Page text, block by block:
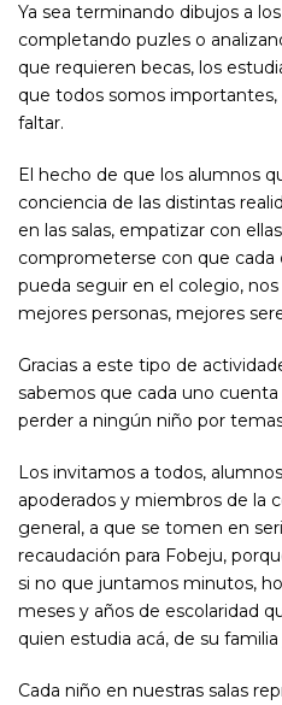
Ya sea terminando dibujos a
completando puzles o
que requieren becas, los
que todos somos
faltar.
El hecho de que los alumnos
conciencia de las distintas
en las salas, empatizar con
comprometerse con que
pueda seguir en el colegio,
mejores personas, mejores
Gracias a este tipo de
sabemos que cada uno
perder a ningún niño por
Los invitamos a todos,
apoderados y miembros de la
general, a que se tomen en
recaudación para Fobeju,
si no que juntamos minutos,
meses y años de escolaridad
quien estudia acá, de su
Cada niño en nuestras salas